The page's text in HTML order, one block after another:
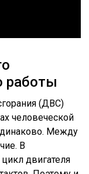
работы
(ДВС)
человеческой
Между
В
двигателя